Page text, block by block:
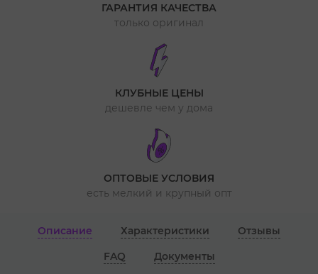
ГАРАНТИЯ КАЧЕСТВА
только оригинал
КЛУБНЫЕ ЦЕНЫ
дешевле чем у дома
ОПТОВЫЕ УСЛОВИЯ
есть мелкий и крупный опт
Описание Характеристики
Отзывы
FAQ
Документы